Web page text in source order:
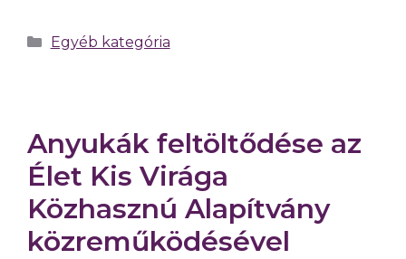
Egyéb kategória
Anyukák feltöltődése az
Élet Kis Virága
Közhasznú Alapítvány
közreműködésével